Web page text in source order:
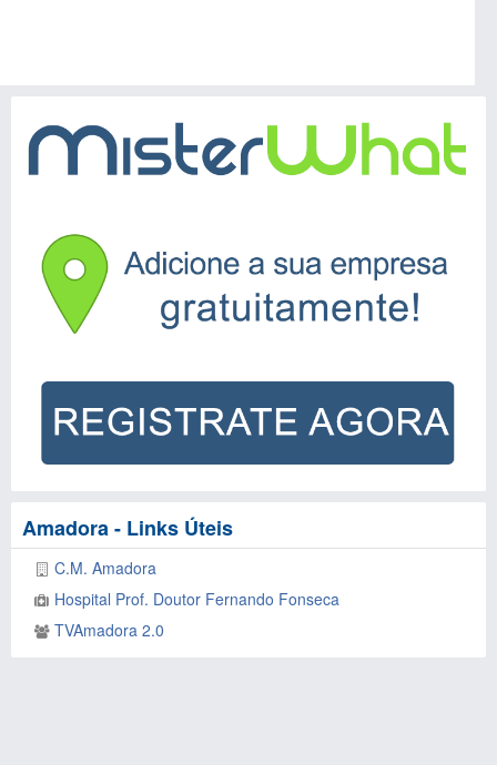
Amadora - Links Úteis
C.M. Amadora
Hospital Prof. Doutor Fernando Fonseca
TVAmadora 2.0